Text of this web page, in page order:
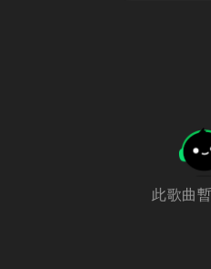
此歌曲